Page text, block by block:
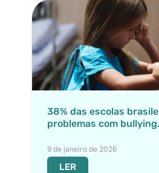
38% das escolas
problemas com bullying.
9 de janeiro de 2026
LER